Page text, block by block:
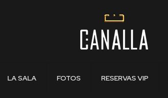
LA SALA FOTOS RESERVAS VIP